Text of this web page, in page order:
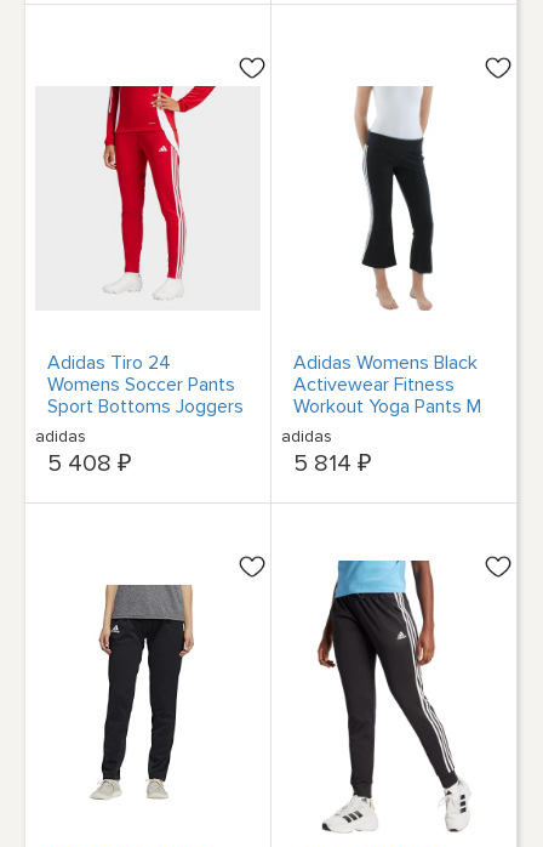
Adidas Tiro 24
Womens Soccer Pants
Sport Bottoms Joggers
#255
adidas
5 408 ₽
Adidas Womens Black
Activewear Fitness
Workout Yoga Pants M
BHFO 1124
adidas
5 814 ₽